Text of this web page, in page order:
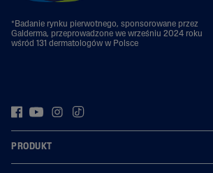
*Badanie rynku pierwotnego, sponsorowane przez
Galderma, przeprowadzone we wrześniu 2024 roku
wśród 131 dermatologów w Polsce
PRODUKT